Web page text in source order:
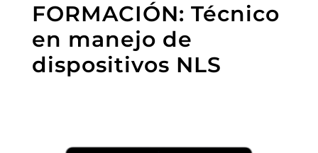
FORMACIÓN: Técnico
en manejo de
dispositivos NLS